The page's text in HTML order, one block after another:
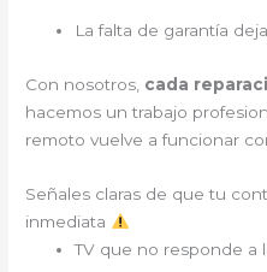
La falta de garantía
Con nosotros, cada
hacemos un trabajo
remoto vuelve a funcionar
Señales claras de que tu
inmediata
TV que no responde a